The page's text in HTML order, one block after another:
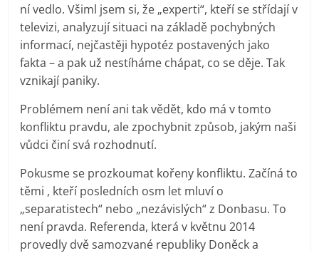
ní vedlo. Všiml jsem si, že „experti“, kteří se střídají v
televizi, analyzují situaci na základě pochybných
informací, nejčastěji hypotéz postavených jako
fakta – a pak už nestíháme chápat, co se děje. Tak
vznikají paniky.
Problémem není ani tak vědět, kdo má v tomto
konfliktu pravdu, ale zpochybnit způsob, jakým naši
vůdci činí svá rozhodnutí.
Pokusme se prozkoumat kořeny konfliktu. Začíná to
těmi , kteří posledních osm let mluví o
„separatistech“ nebo „nezávislých“ z Donbasu. To
není pravda. Referenda, která v květnu 2014
provedly dvě samozvané republiky Doněck a